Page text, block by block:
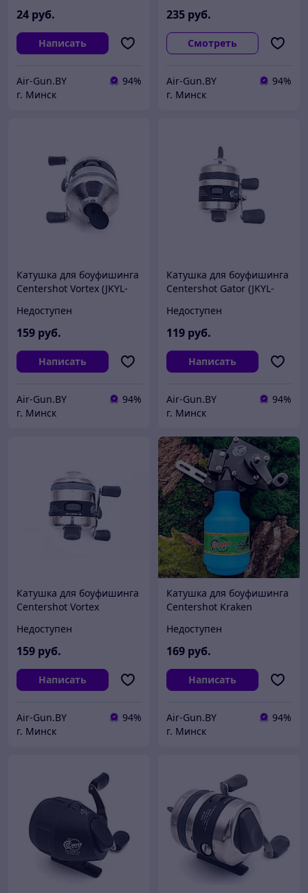
24 руб.
Написать
Air-Gun.BY
94%
г. Минск
235 руб.
Смотреть
Air-Gun.BY
94%
г. Минск
Катушка для боуфишинга
Centershot Vortex (JKYL-
Недоступен
159 руб.
Написать
Air-Gun.BY
94%
г. Минск
Катушка для боуфишинга
Centershot Gator (JKYL-
Недоступен
119 руб.
Написать
Air-Gun.BY
94%
г. Минск
Катушка для боуфишинга
Centershot Vortex
Недоступен
159 руб.
Написать
Air-Gun.BY
94%
г. Минск
Катушка для боуфишинга
Centershot Kraken
Недоступен
169 руб.
Написать
Air-Gun.BY
94%
г. Минск